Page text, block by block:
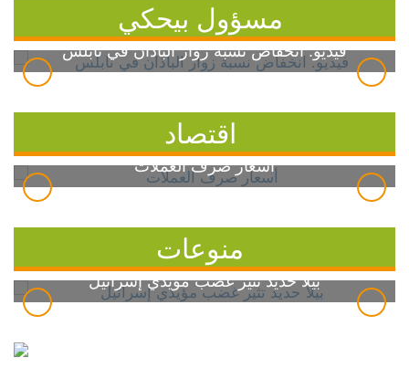
مسؤول بيحكي
فيديو: انخفاض نسبة زوار الباذان في نابلس
اقتصاد
أسعار صرف العملات
منوعات
بيلا حديد تثير غضب مؤيدي إسرائيل